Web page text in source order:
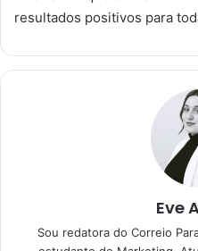
resultados positivos para
Eve
Sou redatora do Correio